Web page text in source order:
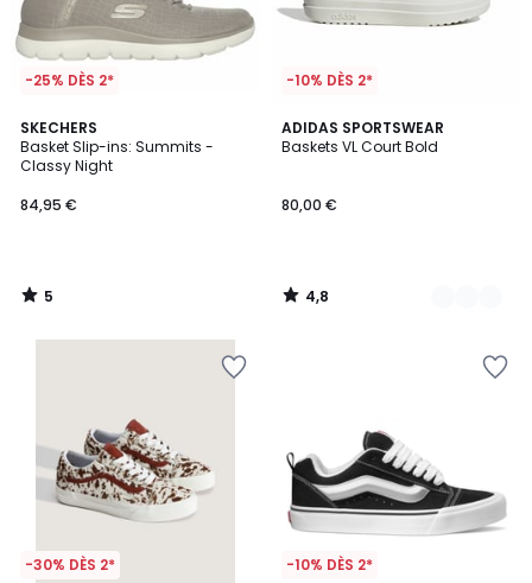
-25% DÈS 2*
SKECHERS
Basket Slip-ins: Summits -
Classy Night
84,95 €
5
/
5
5
/
-10% DÈS 2*
ADIDAS SPORTSWEAR
Baskets VL Court Bold
80,00 €
4,8
/ 5
6
Couleurs
4,8
/
-30% DÈS 2* -10% DÈS 2*